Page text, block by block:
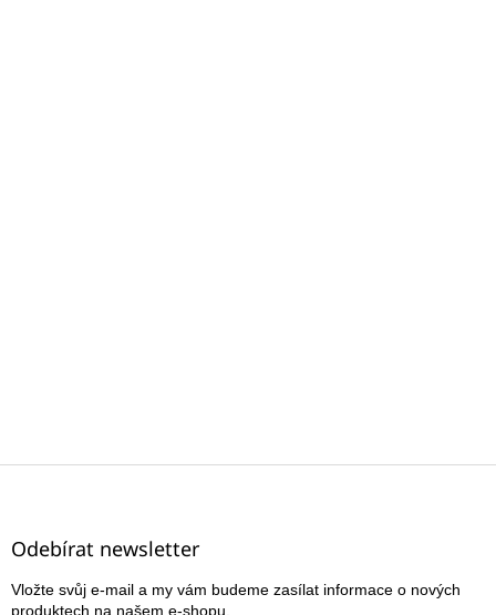
Z
Odebírat newsletter
Vložte svůj e-mail a my vám budeme zasílat informace o nových
produktech na našem e-shopu.